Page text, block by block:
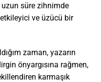
süre zihnimde
ve üzücü bir
zaman, yazarın
önyargısına rağmen,
karmaşık